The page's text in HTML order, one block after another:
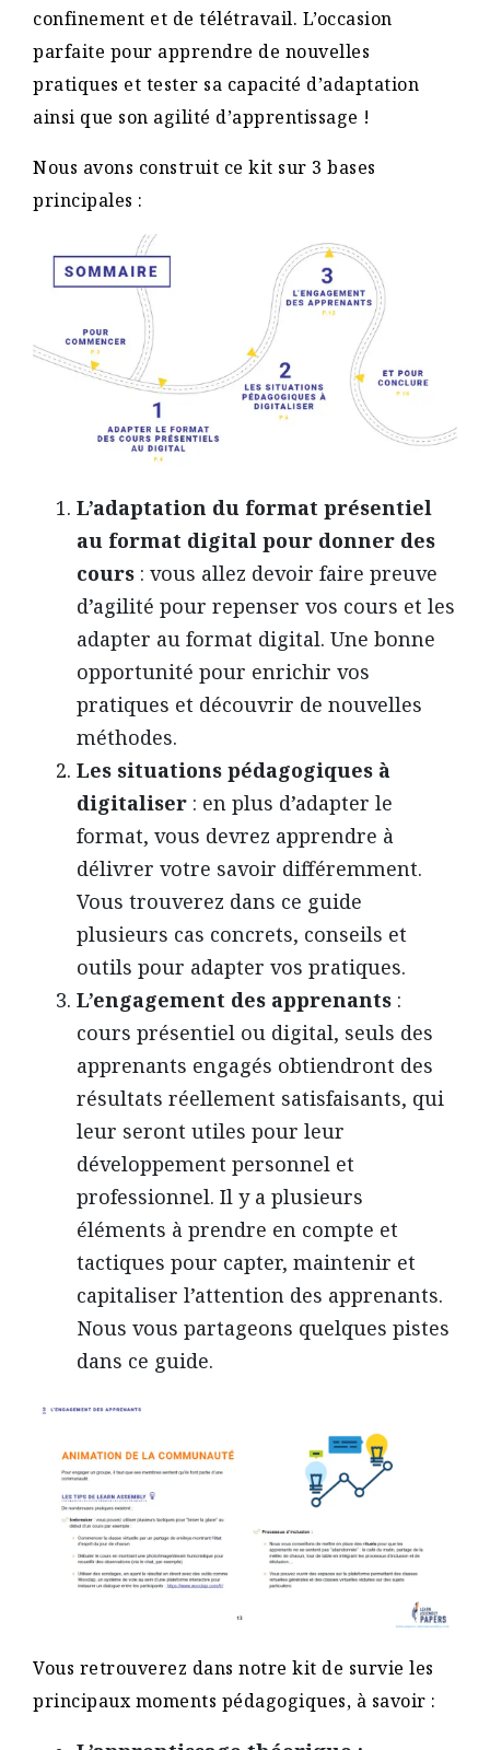
confinement et de télétravail. L’occasion
parfaite pour apprendre de nouvelles
pratiques et tester sa capacité d’adaptation
ainsi que son agilité d’apprentissage !
Nous avons construit ce kit sur 3 bases
principales :
L’adaptation du format présentiel
au format digital pour donner des
cours : vous allez devoir faire preuve
d’agilité pour repenser vos cours et les
adapter au format digital. Une bonne
opportunité pour enrichir vos
pratiques et découvrir de nouvelles
méthodes.
Les situations pédagogiques à
digitaliser : en plus d’adapter le
format, vous devrez apprendre à
délivrer votre savoir différemment.
Vous trouverez dans ce guide
plusieurs cas concrets, conseils et
outils pour adapter vos pratiques.
L’engagement des apprenants :
cours présentiel ou digital, seuls des
apprenants engagés obtiendront des
résultats réellement satisfaisants, qui
leur seront utiles pour leur
développement personnel et
professionnel. Il y a plusieurs
éléments à prendre en compte et
tactiques pour capter, maintenir et
capitaliser l’attention des apprenants.
Nous vous partageons quelques pistes
dans ce guide.
Vous retrouverez dans notre kit de survie les
principaux moments pédagogiques, à savoir :